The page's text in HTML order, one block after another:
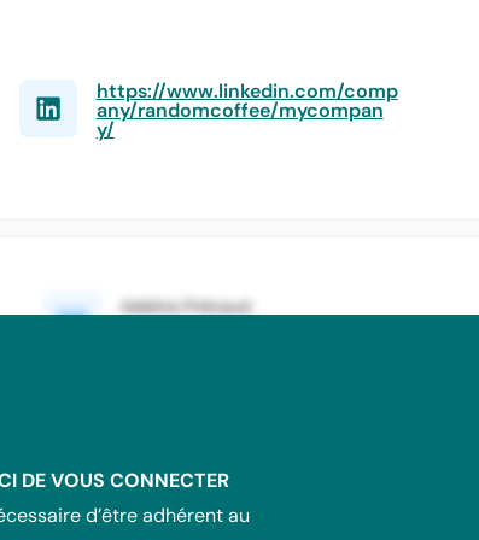
https://www.linkedin.com/comp
any/randomcoffee/mycompan
y/
DE VOUS CONNECTER
d’être adhérent au